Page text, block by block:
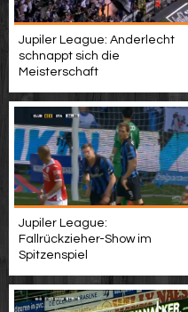
Jupiler League: Anderlecht
schnappt sich die
Meisterschaft
Jupiler League:
Fallrückzieher-Show im
Spitzenspiel